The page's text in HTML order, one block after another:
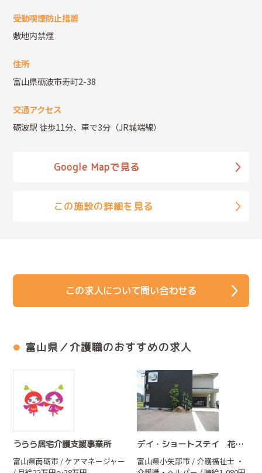
受動喫煙防止措置
敷地内禁煙
住所
富山県砺波市寿町2-38
交通アクセス
砺波駅 徒歩11分、車で3分（JR城端線）
Google Mapで見る
この施設の詳細を見る
この求人について問い合わせる
富山県／介護職のおすすめの求人
うらら居宅介護支援事業所
富山県南砺市 / ケアマネージャー
デイ・ショートステイ 花かご
富山県小矢部市 / 介護福祉士 ・